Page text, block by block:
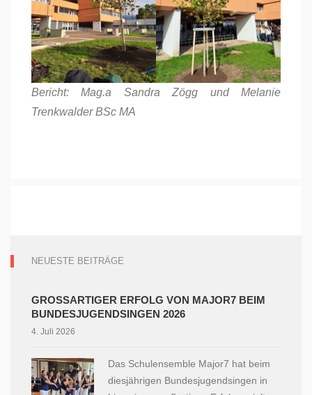
Bericht: Mag.a Sandra Zögg und Melanie
Trenkwalder BSc MA
NEUESTE BEITRÄGE
GROSSARTIGER ERFOLG VON MAJOR7 BEIM B
UNDESJUGENDSINGEN 2026
4. Juli 2026
Das Schulensemble Major7 hat beim
diesjährigen Bundesjugendsingen in